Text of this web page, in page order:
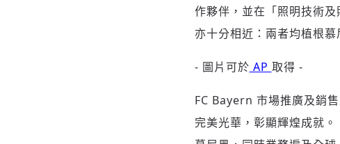
作夥伴，並在「照明技術
亦十分相近：兩者均植根
- 圖片可於 AP 取得 -
FC Bayern 市場推廣及銷
完美光華，彰顯輝煌成就